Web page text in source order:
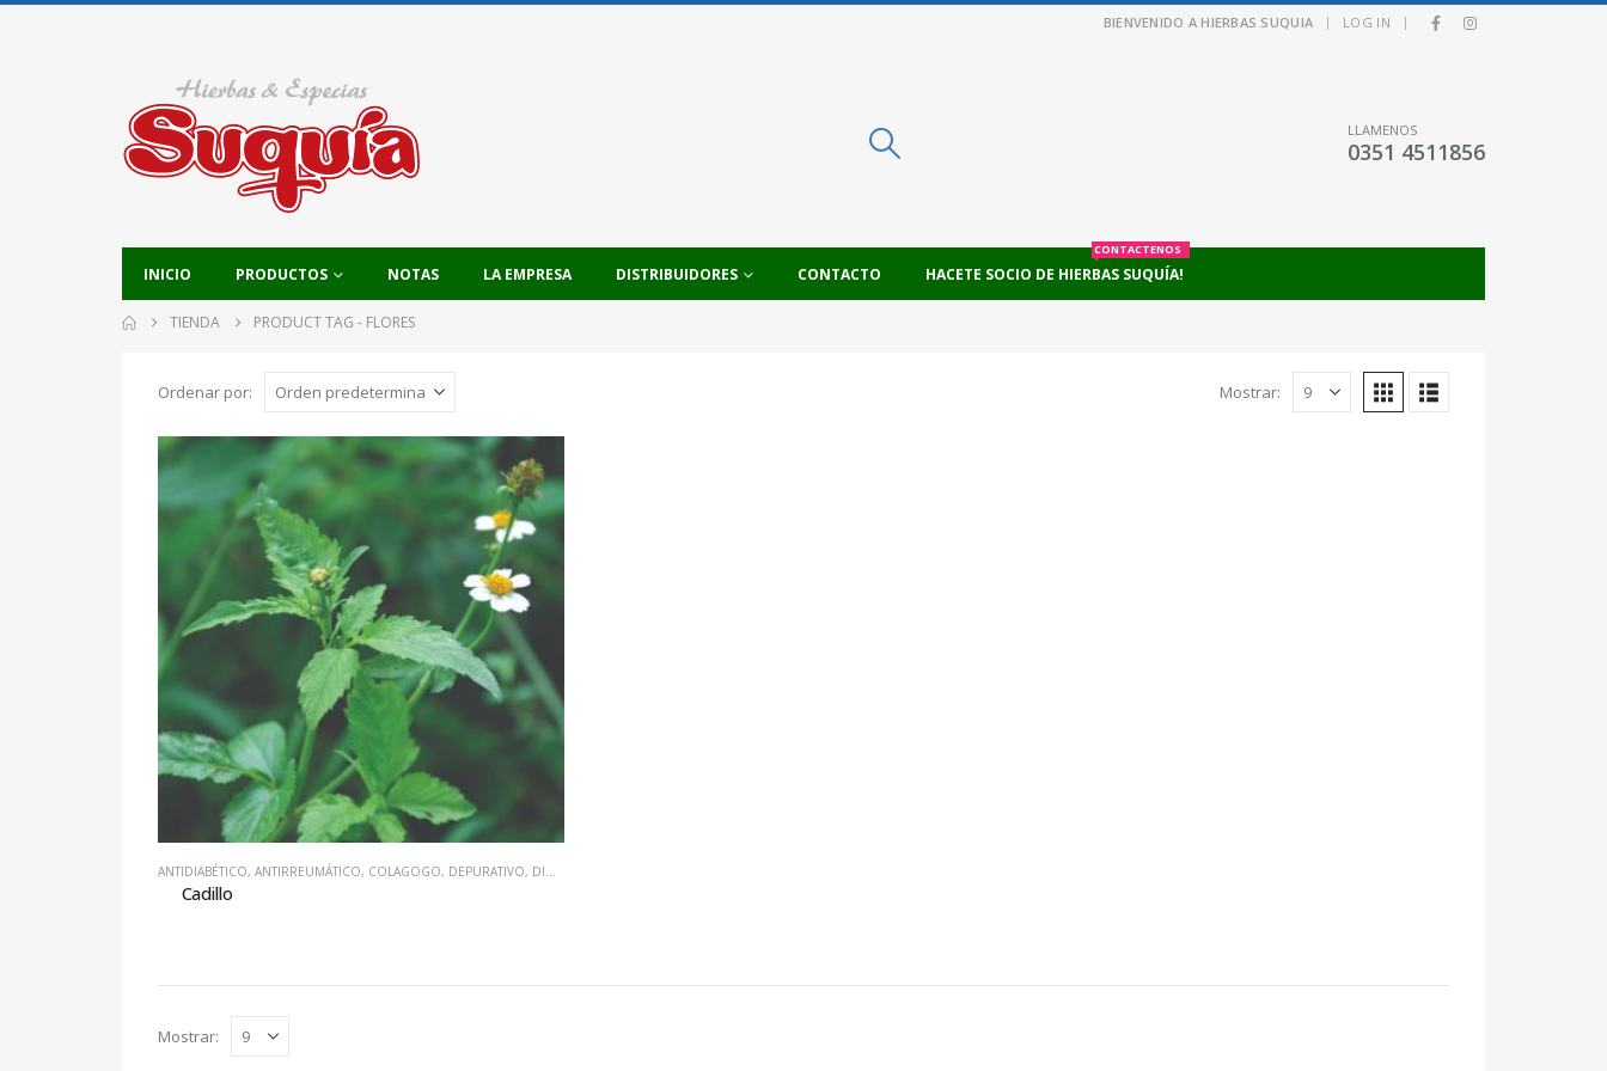
BIENVENIDO A HIERBAS SUQUIA | LOG IN |
LLAMENOS
0351 4511856
INICIO PRODUCTOS NOTAS LA EMPRESA DISTRIBUIDORES CONTACTO HACETE SOCIO DE HIERBAS SUQUÍA!
CONTACTENOS
TIENDA PRODUCT TAG - FLORES
Ordenar por: Mostrar:
ANTIDIABÉTICO, ANTIRREUMÁTICO, COLAGOGO, DEPURATIVO, DIGESTIVO
Cadillo
Mostrar: